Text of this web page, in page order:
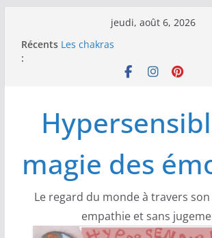
contenu
jeudi, août 6, 2026
Récents
:
Les chakras
Les aliments à indice glycémique
Les 5 blessures : les
magie des
Le regard du monde à travers
empathie et sans